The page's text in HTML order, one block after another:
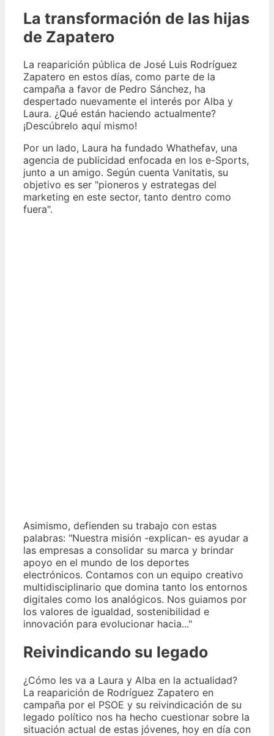
La transformación de las hijas
de Zapatero
La reaparición pública de José Luis Rodríguez
Zapatero en estos días, como parte de la
campaña a favor de Pedro Sánchez, ha
despertado nuevamente el interés por Alba y
Laura. ¿Qué están haciendo actualmente?
¡Descúbrelo aquí mismo!
Por un lado, Laura ha fundado Whathefav, una
agencia de publicidad enfocada en los e-Sports,
junto a un amigo. Según cuenta Vanitatis, su
objetivo es ser "pioneros y estrategas del
marketing en este sector, tanto dentro como
fuera".
Asimismo, defienden su trabajo con estas
palabras: "Nuestra misión -explican- es ayudar a
las empresas a consolidar su marca y brindar
apoyo en el mundo de los deportes
electrónicos. Contamos con un equipo creativo
multidisciplinario que domina tanto los entornos
digitales como los analógicos. Nos guiamos por
los valores de igualdad, sostenibilidad e
innovación para evolucionar hacia..."
Reivindicando su legado
¿Cómo les va a Laura y Alba en la actualidad?
La reaparición de Rodríguez Zapatero en
campaña por el PSOE y su reivindicación de su
legado político nos ha hecho cuestionar sobre la
situación actual de estas jóvenes, hoy en día con